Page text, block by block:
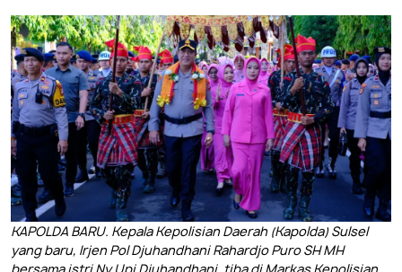
KAPOLDA BARU. Kepala Kepolisian Daerah (Kapolda) Sulsel
yang baru, Irjen Pol Djuhandhani Rahardjo Puro SH MH